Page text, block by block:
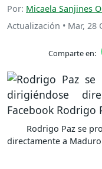
Por: Micaela Sanjines
Actualización • Mar, 28
Comparte en:
Rodrigo Paz se
directamente a